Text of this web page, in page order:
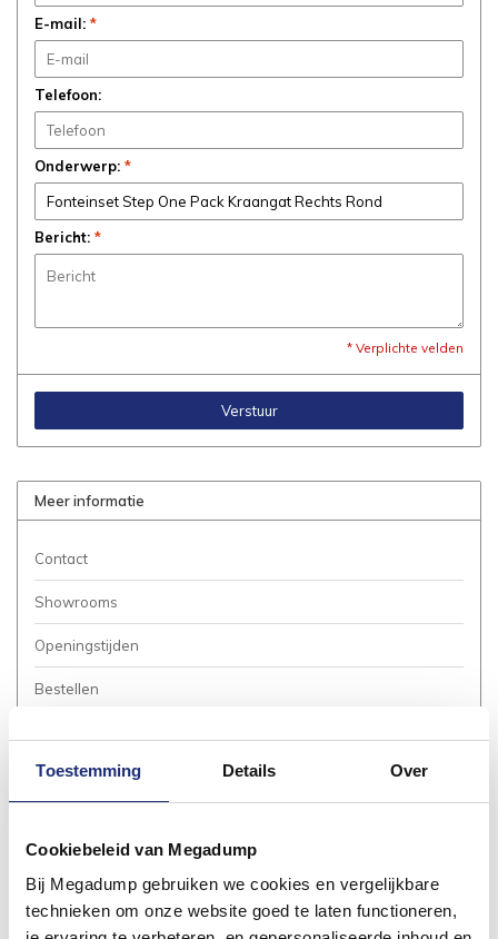
Toestemming Details Over
Cookiebeleid van Megadump
Bij Megadump gebruiken we cookies en vergelijkbare
technieken om onze website goed te laten functioneren,
E-mail: *
Telefoon:
Onderwerp: *
Bericht: *
* Verplichte velden
Verstuur
Meer informatie
Contact
Showrooms
Openingstijden
Bestellen
Bezorgen / Afhalen
Garantie / Klachten
Service Aanvraag